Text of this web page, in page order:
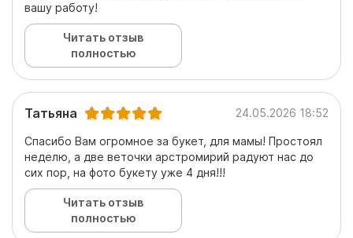
вашу работу!
Читать отзыв
полностью
Татьяна 24.05.2026 18:52
Спасибо Вам огромное за букет, для мамы! Простоял
неделю, а две веточки арстромирий радуют нас до
сих пор, на фото букету уже 4 дня!!!
Читать отзыв
полностью